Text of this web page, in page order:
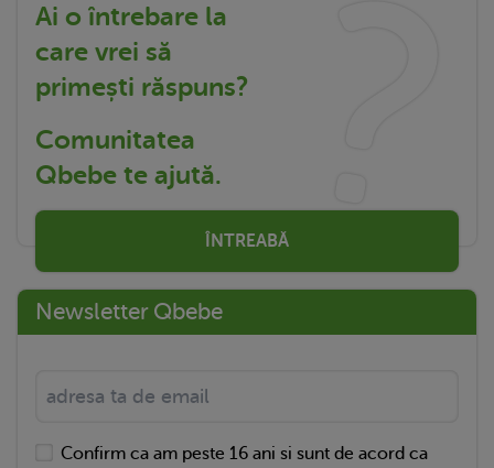
Ai o întrebare la
care vrei să
primești răspuns?
Comunitatea
Qbebe te ajută.
ÎNTREABĂ
Newsletter Qbebe
Confirm ca am peste 16 ani si sunt de acord ca